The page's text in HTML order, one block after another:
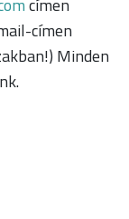
címen
címen
Minden